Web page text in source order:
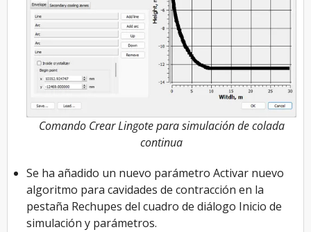
Comando Crear Lingote para simulación de colada
continua
Se ha añadido un nuevo parámetro Activar nuevo
algoritmo para cavidades de contracción en la
pestaña Rechupes del cuadro de diálogo Inicio de
simulación y parámetros.